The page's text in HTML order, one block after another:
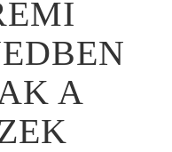
A